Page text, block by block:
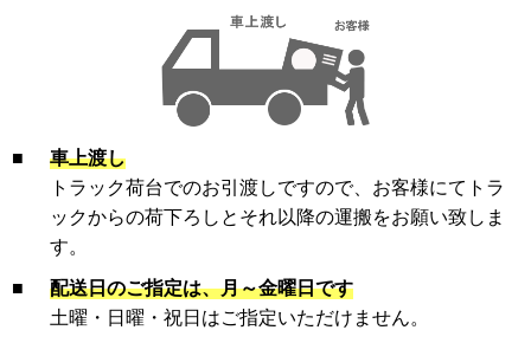
■
車上渡し
トラック荷台でのお引渡しですので、お客様にてトラ
ックからの荷下ろしとそれ以降の運搬をお願い致しま
す。
■
配送日のご指定は、月～金曜日です
土曜・日曜・祝日はご指定いただけません。